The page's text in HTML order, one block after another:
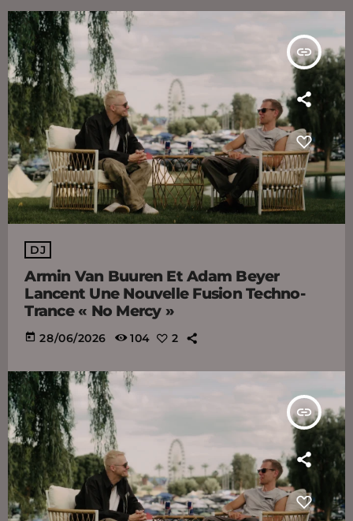
insert_link
DJ
Armin Van Buuren Et Adam Beyer
Lancent Une Nouvelle Fusion Techno-
Trance « No Mercy »
today 28/06/2026 104 2
insert_link